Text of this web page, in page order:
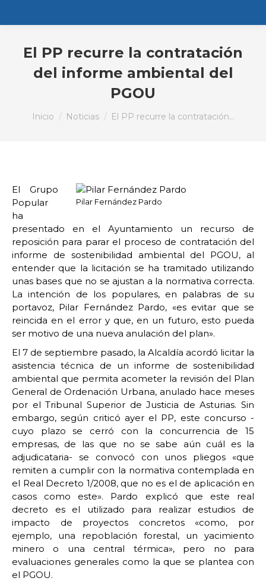
El PP recurre la contratación
del informe ambiental del
PGOU
Estás aquí:
Inicio Noticias El PP recurre la contratación…
Pilar Fernández Pardo
El Grupo
Popular
ha
presentado en el Ayuntamiento un recurso de
reposición para parar el proceso de contratación del
informe de sostenibilidad ambiental del PGOU, al
entender que la licitación se ha tramitado utilizando
unas bases que no se ajustan a la normativa correcta.
La intención de los populares, en palabras de su
portavoz, Pilar Fernández Pardo, «es evitar que se
reincida en el error y que, en un futuro, esto pueda
ser motivo de una nueva anulación del plan».
El 7 de septiembre pasado, la Alcaldía acordó licitar la
asistencia técnica de un informe de sostenibilidad
ambiental que permita acometer la revisión del Plan
General de Ordenación Urbana, anulado hace meses
por el Tribunal Superior de Justicia de Asturias. Sin
embargo, según criticó ayer el PP, este concurso -
cuyo plazo se cerró con la concurrencia de 15
empresas, de las que no se sabe aún cuál es la
adjudicataria- se convocó con unos pliegos «que
remiten a cumplir con la normativa contemplada en
el Real Decreto 1/2008, que no es el de aplicación en
casos como este». Pardo explicó que este real
decreto es el utilizado para realizar estudios de
impacto de proyectos concretos «como, por
ejemplo, una repoblación forestal, un yacimiento
minero o una central térmica», pero no para
evaluaciones generales como la que se plantea con
el PGOU.